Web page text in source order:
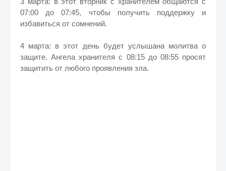
07:00 до 07:45, чтобы получить поддержку и
избавиться от сомнений.
4 марта: в этот день будет услышана молитва о
защите. Ангела хранителя с 08:15 до 08:55 просят
защитить от любого проявления зла.